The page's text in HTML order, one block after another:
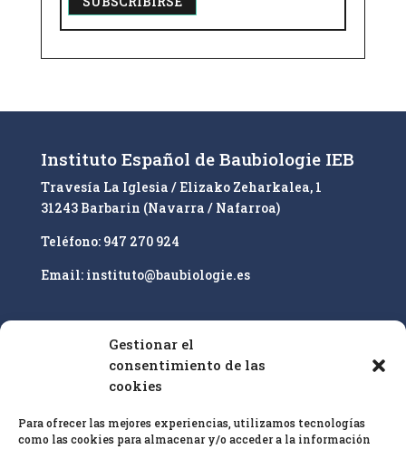
Gestionar el
consentimiento de las
cookies
Para ofrecer las mejores experiencias, utilizamos tecnologías
como las cookies para almacenar y/o acceder a la información
e
n
t
i
v
:
Instituto Español de Baubiologie IEB
Travesía La Iglesia / Elizako Zeharkalea, 1
31243 Barbarin (Navarra / Nafarroa)
Teléfono: 947 270 924
Email: instituto@baubiologie.es
Nuestro enfoque es la educación superior y la
cualificación profesional de especialistas en
de bioconstruccióny biología del hábitat y el